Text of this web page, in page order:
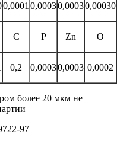
0,0001 0,00030,00030,00030
C P Zn O
0,2 0,00030,0003 0,0002
более 20 мкм не
97